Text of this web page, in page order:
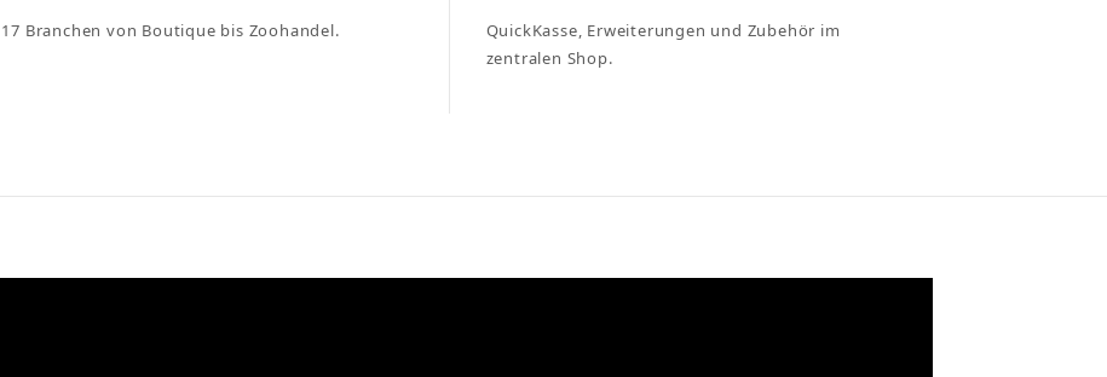
17 Branchen von Boutique bis Zoohandel.
QuickKasse, Erweiterungen und Zubehör im
zentralen Shop.